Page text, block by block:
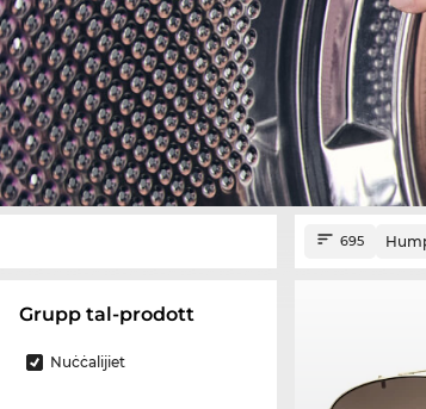
Grupp tal-prodott
Nuċċalijiet
695